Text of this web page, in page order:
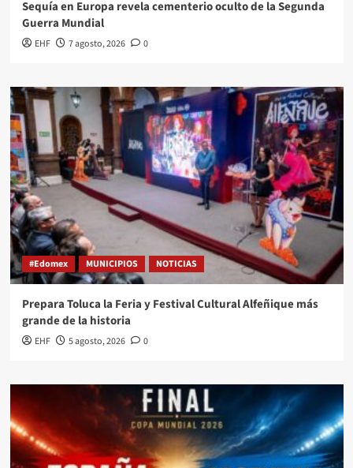
Sequía en Europa revela cementerio oculto de la Segunda
Guerra Mundial
EHF 7 agosto, 2026 0
#Edomex MUNICIPIOS NOTICIAS
Prepara Toluca la Feria y Festival Cultural Alfeñique más
grande de la historia
EHF 5 agosto, 2026 0